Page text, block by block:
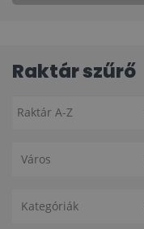
Raktár szűrő
Város
Kategóriák